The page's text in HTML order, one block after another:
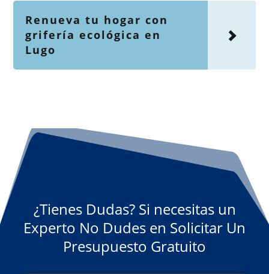
Renueva tu hogar con
grifería ecológica en
Lugo
¿Tienes Dudas? Si necesitas un
Experto No Dudes en Solicitar Un
Presupuesto Gratuito